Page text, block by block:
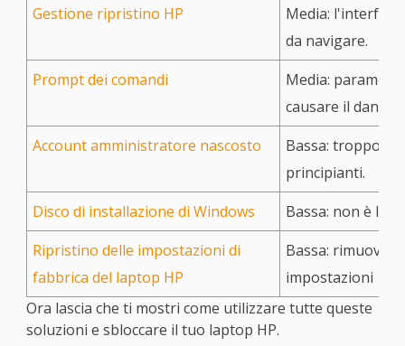
Gestione ripristino HP
Media:
da navigare.
Prompt dei comandi
Media:
causare il
Account amministratore nascosto
Bassa: troppo
principianti.
Disco di installazione di Windows
Bassa: non è
Ripristino delle impostazioni di
fabbrica del laptop HP
Bassa: rimuove
impostazioni
Ora lascia che ti mostri come utilizzare tutte queste
soluzioni e sbloccare il tuo laptop HP.